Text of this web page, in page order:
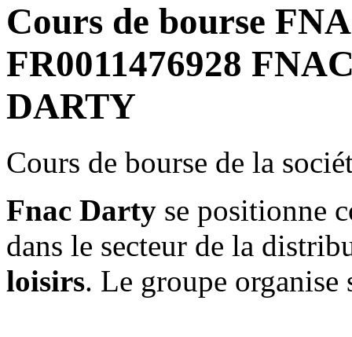
Cours de bourse
FR0011476928
DARTY
Cours de bourse de la
Fnac Darty se positionne
dans le secteur de la
loisirs. Le groupe organise